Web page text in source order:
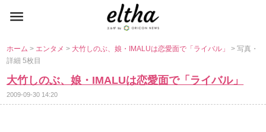
ホーム> エンタメ> 大竹しのぶ、娘・IMALUは恋愛面で「ライバル」> 写真・
詳細 5枚目
大竹しのぶ、娘・IMALUは恋愛面で「ライバル」
2009-09-30 14:20